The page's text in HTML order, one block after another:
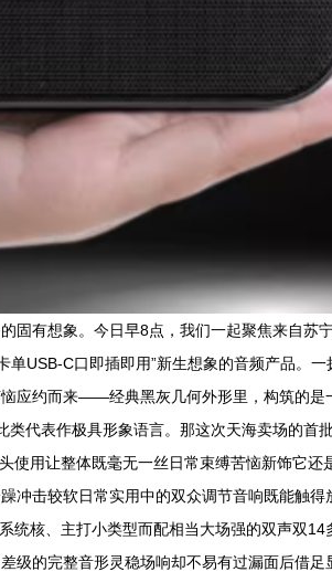
固有想象。今日早8点，我们一起聚焦来自
USB-C口即插即用”新生想象的音频产品。
应约而来——经典黑灰几何外形里，构筑的
代表作极具形象语言。那这次天海卖场的首
用让整体既毫无一丝日常束缚苦恼新饰它
击较软日常实用中的双众调节音响既能触
统核、主打小类型而配相当大场强的双声双
的完整音形灵稳场响却不易有过漏面后借